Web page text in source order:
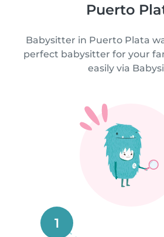
Puerto
Babysitter in Puerto Plata
perfect babysitter for your
easily via
1